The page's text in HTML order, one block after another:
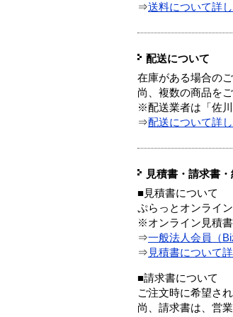
⇒送料について詳
配送について
在庫がある場合の
尚、複数の商品を
※配送業者は「佐
⇒配送について詳
見積書・請求書
■見積書について
ぷらっとオンライ
※オンライン見積書
⇒一般法人会員（
⇒ 見積書について
■請求書について
ご注文時に希望さ
尚、請求書は、営